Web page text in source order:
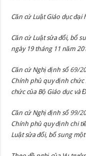
Căn cứ Luật Giáo dục đại
Căn cứ Luật sửa đổi, bổ
ngày 19 tháng 11 năm
Căn cứ Nghị định số 69/
Chính phủ quy định
chức của Bộ Giáo dục và
Căn cứ Nghị định số 99/
Chính phủ quy định chi
Luật sửa đổi, bổ sung